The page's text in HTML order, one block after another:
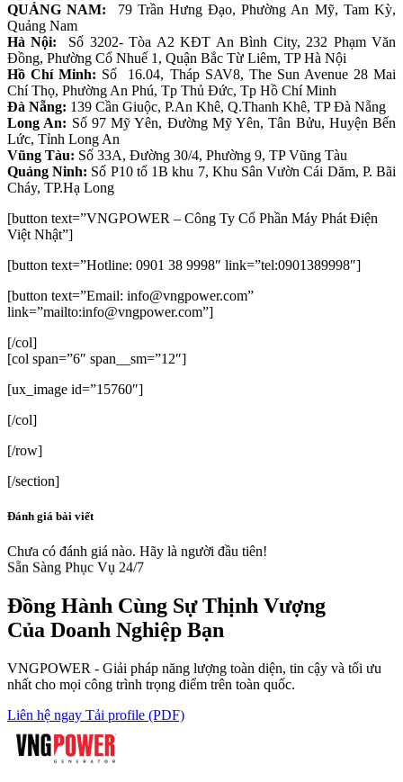
QUẢNG NAM: 79 Trần Hưng Đạo, Phường An Mỹ, Tam Kỳ,
Quảng Nam
Hà Nội: Số 3202- Tòa A2 KĐT An Bình City, 232 Phạm Văn
Đồng, Phường Cổ Nhuế 1, Quận Bắc Từ Liêm, TP Hà Nội
Hồ Chí Minh: Số 16.04, Tháp SAV8, The Sun Avenue 28 Mai
Chí Thọ, Phường An Phú, Tp Thủ Đức, Tp Hồ Chí Minh
Đà Nẵng: 139 Cần Giuộc, P.An Khê, Q.Thanh Khê, TP Đà Nẵng
Long An: Số 97 Mỹ Yên, Đường Mỹ Yên, Tân Bửu, Huyện Bến
Lức, Tỉnh Long An
Vũng Tàu: Số 33A, Đường 30/4, Phường 9, TP Vũng Tàu
Quảng Ninh: Số P10 tổ 1B khu 7, Khu Sân Vườn Cái Dăm, P. Bãi
Cháy, TP.Hạ Long
[button text=”VNGPOWER – Công Ty Cổ Phần Máy Phát Điện
Việt Nhật”]
[button text=”Hotline: 0901 38 9998″ link=”tel:0901389998″]
[button text=”Email: info@vngpower.com”
link=”mailto:info@vngpower.com”]
[/col]
[col span=”6″ span__sm=”12″]
[ux_image id=”15760″]
[/col]
[/row]
[/section]
Đánh giá bài viết
Chưa có đánh giá nào. Hãy là người đầu tiên!
Sẵn Sàng Phục Vụ 24/7
Đồng Hành Cùng Sự Thịnh Vượng
Của Doanh Nghiệp Bạn
VNGPOWER - Giải pháp năng lượng toàn diện, tin cậy và tối ưu
nhất cho mọi công trình trọng điểm trên toàn quốc.
Liên hệ ngay Tải profile (PDF)